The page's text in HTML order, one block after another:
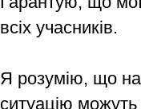
всіх учасників.
Я розумію, що
ситуацію